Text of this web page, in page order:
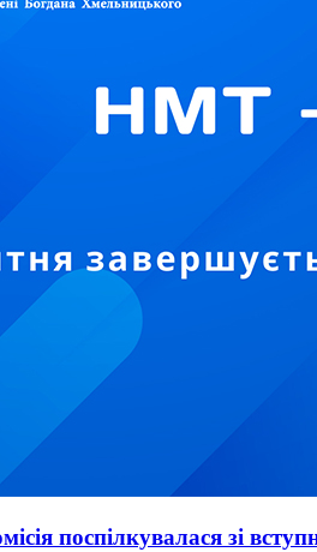
поспілкувалася зі